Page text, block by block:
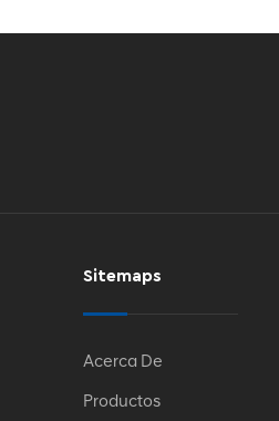
Sitemaps
Acerca De
Productos